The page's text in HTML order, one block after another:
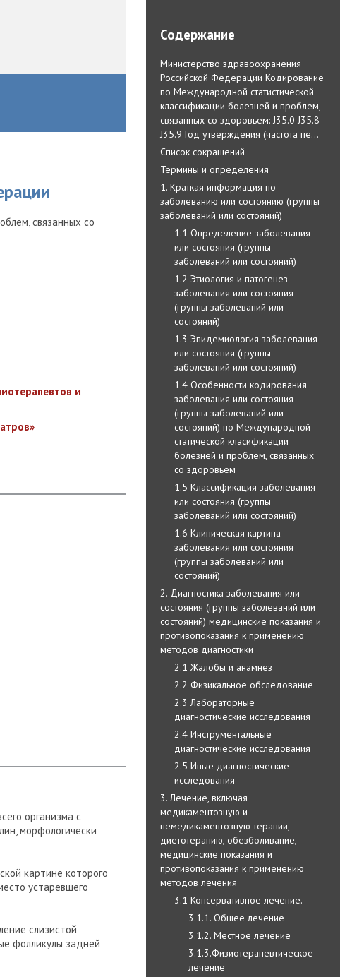
Содержание
Министерство здравоохранения
Российской Федерации Кодирование
по Международной статистической
классификации болезней и проблем,
связанных со здоровьем: J35.0 J35.8
J35.9 Год утверждения (частота пе…
Список сокращений
Термины и определения
1. Краткая информация по
заболеванию или состоянию (группы
заболеваний или состояний)
1.1 Определение заболевания
или состояния (группы
заболеваний или состояний)
1.2 Этиология и патогенез
заболевания или состояния
(группы заболеваний или
состояний)
1.3 Эпидемиология заболевания
или состояния (группы
заболеваний или состояний)
1.4 Особенности кодирования
заболевания или состояния
(группы заболеваний или
состояний) по Международной
статической класификации
болезней и проблем, связанных
со здоровьем
1.5 Классификация заболевания
или состояния (группы
заболеваний или состояний)
1.6 Клиническая картина
заболевания или состояния
(группы заболеваний или
состояний)
2. Диагностика заболевания или
состояния (группы заболеваний или
состояний) медицинские показания и
противопоказания к применению
методов диагностики
2.1 Жалобы и анамнез
2.2 Физикальное обследование
2.3 Лабораторные
диагностические исследования
2.4 Инструментальные
диагностические исследования
2.5 Иные диагностические
исследования
3. Лечение, включая
медикаментозную и
немедикаментозную терапии,
диетотерапию, обезболивание,
медицинские показания и
противопоказания к применению
методов лечения
3.1 Консервативное лечение.
3.1.1. Общее лечение
3.1.2. Местное лечение
3.1.3.Физиотерапевтическое
лечение
связанных со
и
организма с
морфологически
картине которого
устаревшего
слизистой
фолликулы задней